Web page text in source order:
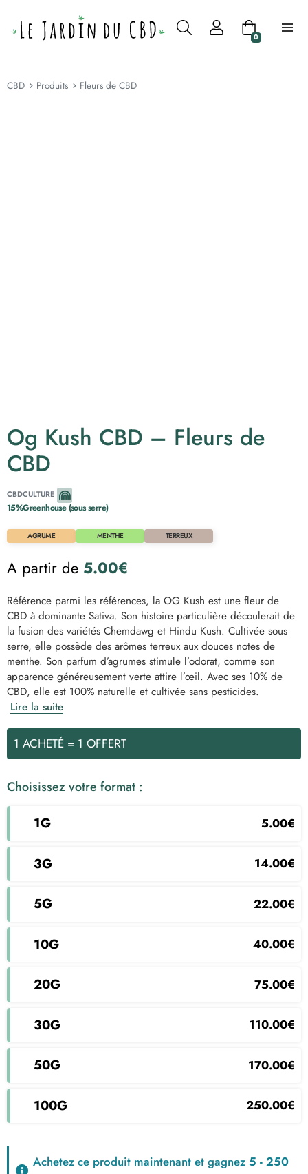
0
CBD Produits Fleurs de CBD
Og Kush CBD – Fleurs de
CBD
CBD
15%
CULTURE
Greenhouse(sous serre)
AGRUME MENTHE TERREUX
A partir de 5.00€
Référence parmi les références, la OG Kush est une fleur de
CBD à dominante Sativa. Son histoire particulière découlerait de
la fusion des variétés Chemdawg et Hindu Kush. Cultivée sous
serre, elle possède des arômes terreux aux douces notes de
menthe. Son parfum d’agrumes stimule l’odorat, comme son
apparence généreusement verte attire l’œil. Avec ses 10% de
CBD, elle est 100% naturelle et cultivée sans pesticides.
Lire la suite
1 ACHETÉ = 1 OFFERT
Choisissez votre format :
1g 5.00€
3g 14.00€
5g 22.00€
10g 40.00€
20g 75.00€
30g 110.00€
50g 170.00€
100g 250.00€
Achetez ce produit maintenant et gagnez 5 - 250